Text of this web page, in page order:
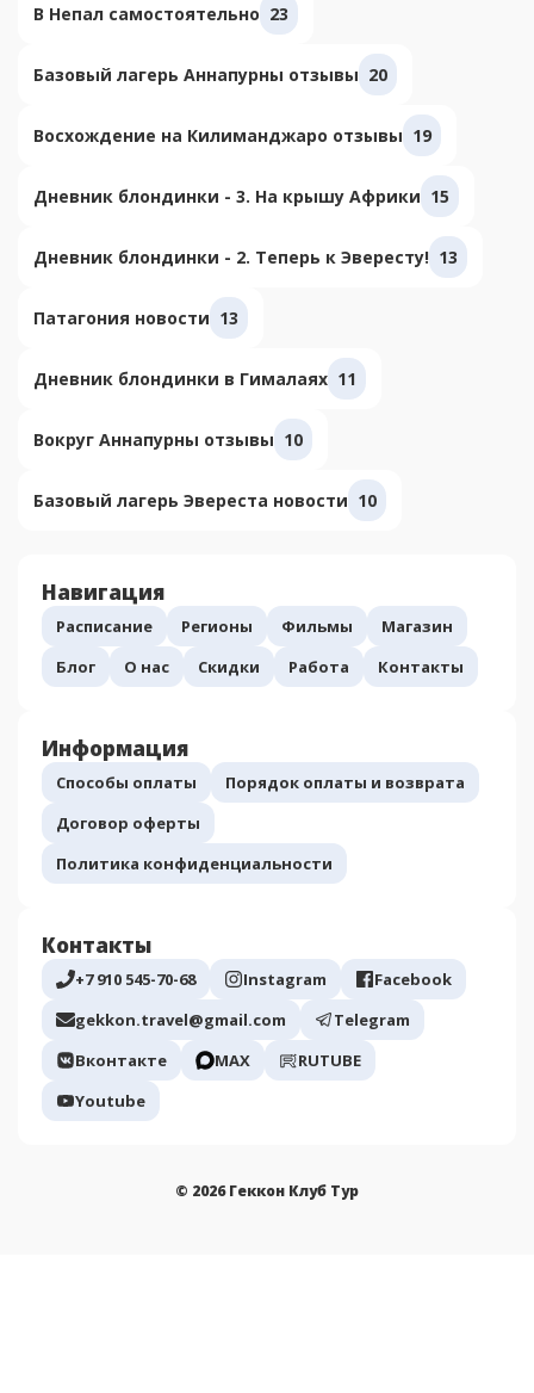
В Непал самостоятельно 23
Базовый лагерь Аннапурны отзывы 20
Восхождение на Килиманджаро отзывы 19
Дневник блондинки - 3. На крышу Африки 15
Дневник блондинки - 2. Теперь к Эвересту! 13
Патагония новости 13
Дневник блондинки в Гималаях 11
Вокруг Аннапурны отзывы 10
Базовый лагерь Эвереста новости 10
Навигация
Расписание Регионы Фильмы
Магазин
Блог
О нас Скидки Работа Контакты
Информация
Способы оплаты
Порядок оплаты и возврата
Договор оферты
Политика конфиденциальности
Контакты
+7 910 545-70-68 Instagram
Facebook
gekkon.travel@gmail.com
Telegram
Вконтакте
МАХ
RUTUBE
Youtube
© 2026 Геккон Клуб Тур